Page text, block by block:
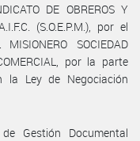
DE OBREROS Y
(S.O.E.P.M.), por el
SOCIEDAD
por la parte
la Ley de Negociación
Gestión Documental